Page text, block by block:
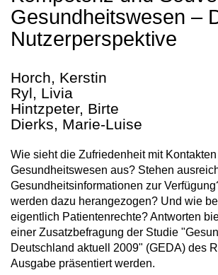
Gesundheitswesen –
Nutzerperspektive
Horch, Kerstin
Ryl, Livia
Hintzpeter, Birte
Dierks, Marie-Luise
Wie sieht die Zufriedenheit mit
Gesundheitswesen aus? Stehen
Gesundheitsinformationen zur
werden dazu herangezogen? Und wie
eigentlich Patientenrechte? Antworten
einer Zusatzbefragung der Studie
Deutschland aktuell 2009" (GEDA) des
Ausgabe präsentiert werden.